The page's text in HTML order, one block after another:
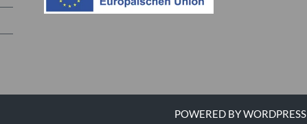
POWERED BY WORDPRESS